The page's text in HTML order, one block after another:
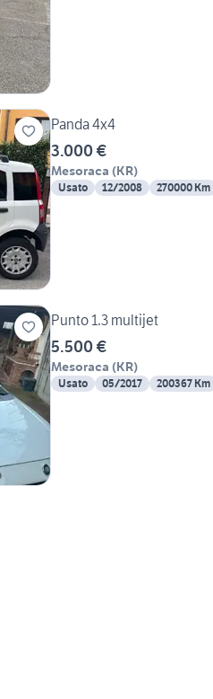
Panda 4x4
3.000 €
Mesoraca (KR)
Usato 12/2008 270000 Km
Punto 1.3 multijet
5.500 €
Mesoraca (KR)
Usato 05/2017 200367 Km